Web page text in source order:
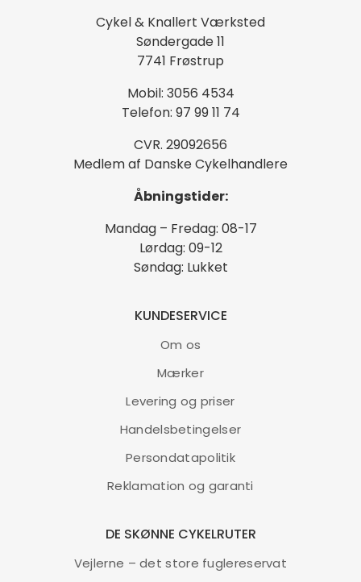
Cykel & Knallert Værksted
Søndergade 11
7741 Frøstrup
Mobil: 3056 4534
Telefon: 97 99 11 74
CVR. 29092656
Medlem af Danske Cykelhandlere
Åbningstider:
Mandag – Fredag: 08-17
Lørdag: 09-12
Søndag: Lukket
KUNDESERVICE
Om os
Mærker
Levering og priser
Handelsbetingelser
Persondatapolitik
Reklamation og garanti
DE SKØNNE CYKELRUTER
Vejlerne – det store fuglereservat